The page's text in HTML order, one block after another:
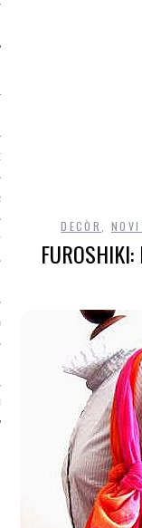
DI ACCESSO AI DATI
DECÒR
FUROSHIKI: